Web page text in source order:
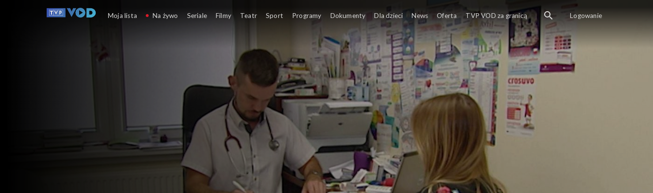
Moja lista Na żywo Seriale Filmy Teatr Sport Programy Dokumenty Dla dzieci News Oferta TVP VOD za granicą Logowanie